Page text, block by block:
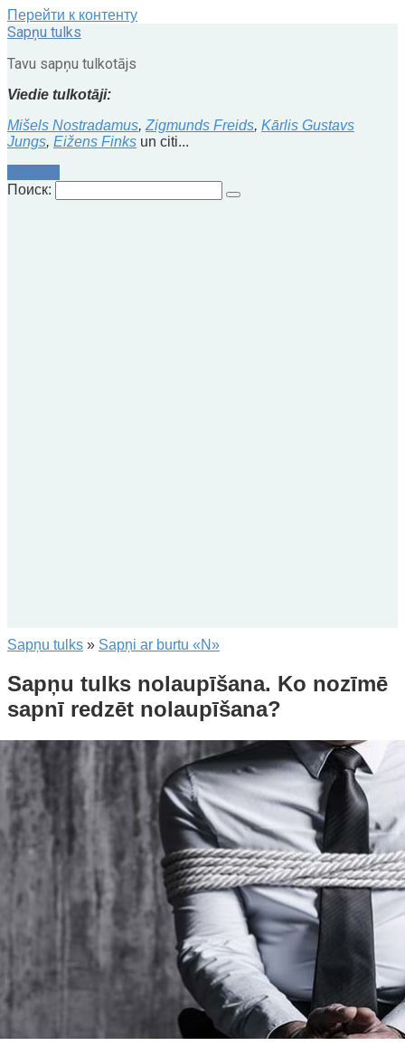
Перейти к контенту
Sapņu tulks
Tavu sapņu tulkotājs
Viedie tulkotāji:
Mišels Nostradamus, Zigmunds Freids, Kārlis Gustavs
Jungs, Eižens Finks un citi...
Kontakti
Поиск:
Sapņu tulks » Sapņi ar burtu «N»
Sapņu tulks nolaupīšana. Ko nozīmē
sapnī redzēt nolaupīšana?